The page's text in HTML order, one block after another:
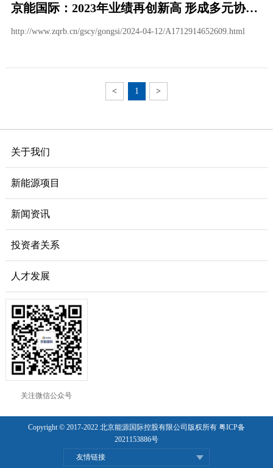
京能国际：2023年业绩再创新高 形成多元协同发展新格局
http://www.zqrb.cn/gscy/gongsi/2024-04-12/A1712914652609.html
< 1 >
关于我们
新能源项目
新闻资讯
投资者关系
人才发展
关注微信公众号
Copyright © 2017-2022 北京能源国际控股有限公司版权所有 粤ICP备
2021153886号